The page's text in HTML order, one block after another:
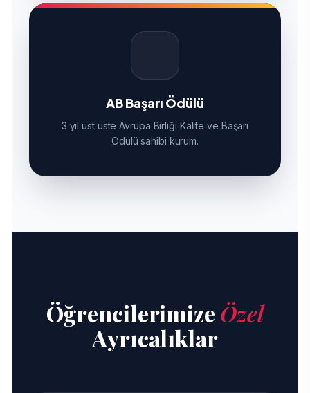
AB Başarı Ödülü
3 yıl üst üste Avrupa Birliği Kalite ve Başarı
Ödülü sahibi kurum.
Öğrencilerimize Özel
Ayrıcalıklar